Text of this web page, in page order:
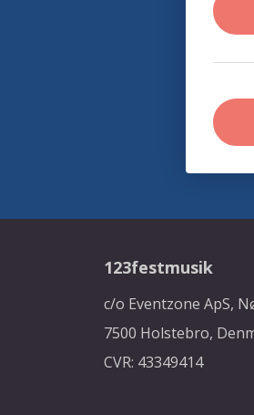
123festmusik
c/o Eventzone ApS,
7500 Holstebro,
CVR: 43349414